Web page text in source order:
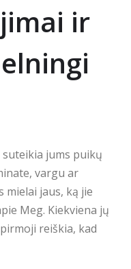
ir
suteikia jums puikų
vargu ar
mielai jaus, ką jie
Meg. Kiekviena jų
reiškia, kad